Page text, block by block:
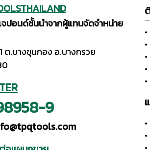
จปอนด์ชั้นนำจากผู้แทนจัดจำหน่าย
ต.บางขุนกอง อ.บางกรวย
9